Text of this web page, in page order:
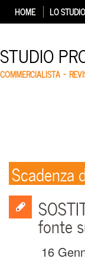
HOME LO STUDIO
STUDIO
COMMERCIALISTA –
Scadenza
fonte
16